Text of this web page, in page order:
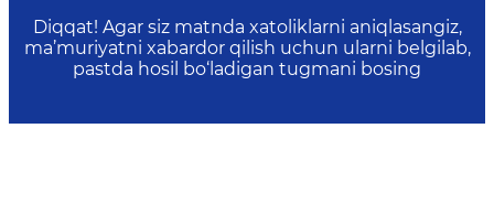
Diqqat! Agar siz matnda xatoliklarni aniqlasangiz,
ma’muriyatni xabardor qilish uchun ularni belgilab,
pastda hosil bo‘ladigan tugmani bosing